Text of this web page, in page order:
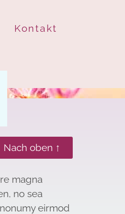
Kontakt
Nach oben ↑
magna
no sea
eirmod